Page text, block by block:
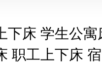
下床 学生公寓
职工上下床